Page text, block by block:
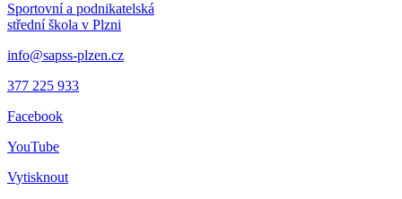
Sportovní a podnikatelská
střední škola v Plzni
info@sapss-plzen.cz
377 225 933
Facebook
YouTube
Vytisknout